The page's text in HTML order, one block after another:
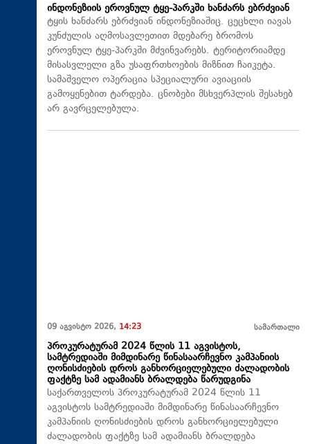
ინდონეზიის ეროვნულ ტყე-პარკში ხანძარს ებრძვიან
ტყის ხანძარს ებრძვიან ინდონეზიაშიც. ცეცხლი იავას
კუნძულის აღმოსავლეთით მდებარე ბრომოს
ეროვნულ ტყე-პარკში მძვინვარებს. ტერიტორიამდე
მისასვლელი გზა უსაფრთხოების მიზნით ჩაიკეტა.
სამაშველო ოპერაცია სპეციალური ავიაციის
გამოყენებით ტარდება. ცნობები მსხვერპლის შესახებ
არ გავრცელებულა.
09 აგვისტო 2026, 14:23 სამართალი
პროკურატურამ 2024 წლის 11 აგვისტოს,
სამტრედიაში მიმდინარე წინასაარჩევნო კამპანიის
ღონისძიების დროს განხორციელებული ძალადობის
ფაქტზე სამ ადამიანს ბრალდება წარუდგინა
საქართველოს პროკურატურამ 2024 წლის 11
აგვისტოს სამტრედიაში მიმდინარე წინასაარჩევნო
კამპანიის ღონისძიების დროს განხორციელებული
ძალადობის ფაქტზე სამ ადამიანს ბრალდება